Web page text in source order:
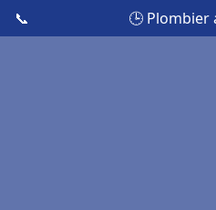
📞 🕒 Plombier